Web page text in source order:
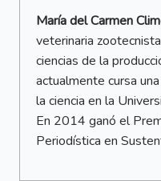
María del Carmen
veterinaria
ciencias de la
actualmente cursa
la ciencia en la
En 2014 ganó el
Periodística en